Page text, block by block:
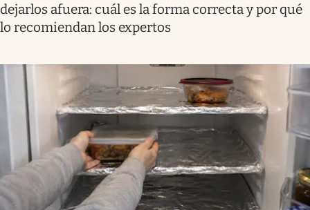
dejarlos afuera: cuál es la forma correcta y por qué
lo recomiendan los expertos